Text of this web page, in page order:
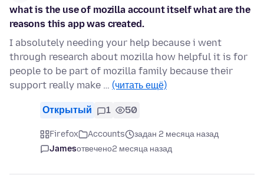
what is the use of mozilla account itself what are the
reasons this app was created.
I absolutely needing your help because i went
through research about mozilla how helpful it is for
people to be part of mozilla family because their
support really make … (читать ещё)
Открытый 1 50
Firefox Accounts
задан 2 месяца назад
Jamesотвечено2 месяца назад